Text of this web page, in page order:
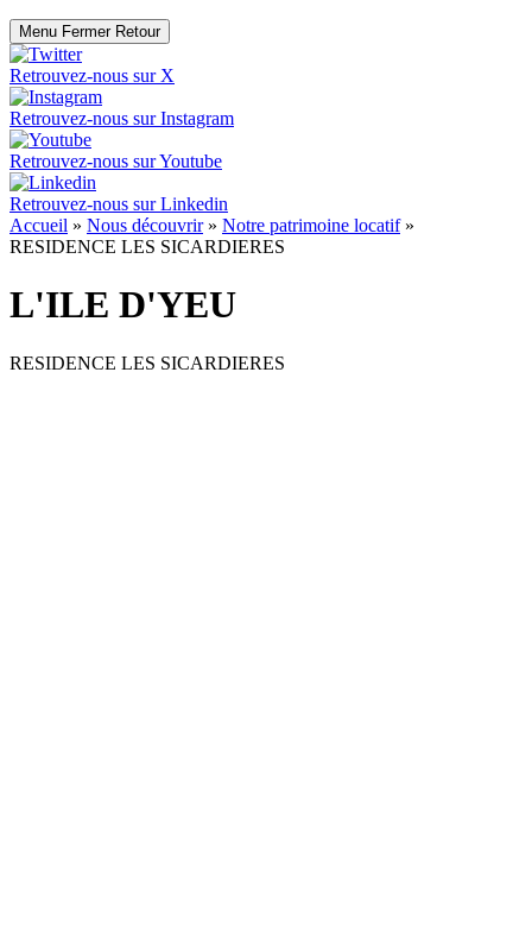
Menu Fermer Retour
Retrouvez-nous sur X
Retrouvez-nous surInstagram
Retrouvez-nous surYoutube
Retrouvez-nous surLinkedin
Accueil » Nous découvrir» Notre patrimoine locatif»
RESIDENCE LES SICARDIERES
L'ILE D'YEU
RESIDENCE LES SICARDIERES